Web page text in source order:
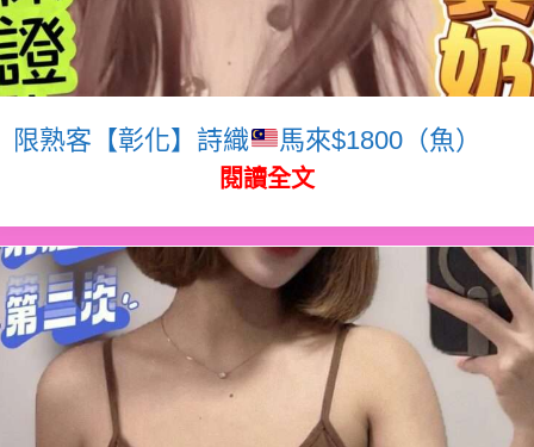
限熟客【彰化】詩織 馬來$1800（魚）
閱讀全文